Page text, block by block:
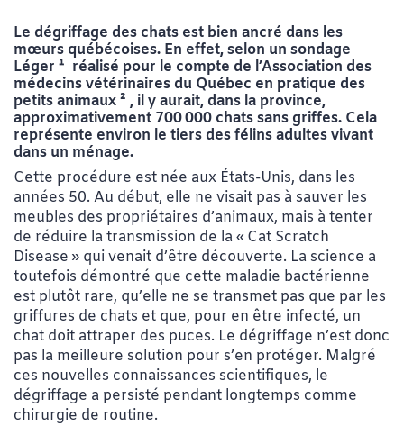
Le dégriffage des chats est bien ancré dans les
mœurs québécoises. En effet, selon un sondage
Léger ¹ réalisé pour le compte de l’Association des
médecins vétérinaires du Québec en pratique des
petits animaux ² , il y aurait, dans la province,
approximativement 700 000 chats sans griffes. Cela
représente environ le tiers des félins adultes vivant
dans un ménage.
Cette procédure est née aux États-Unis, dans les
années 50. Au début, elle ne visait pas à sauver les
meubles des propriétaires d’animaux, mais à tenter
de réduire la transmission de la « Cat Scratch
Disease » qui venait d’être découverte. La science a
toutefois démontré que cette maladie bactérienne
est plutôt rare, qu’elle ne se transmet pas que par les
griffures de chats et que, pour en être infecté, un
chat doit attraper des puces. Le dégriffage n’est donc
pas la meilleure solution pour s’en protéger. Malgré
ces nouvelles connaissances scientifiques, le
dégriffage a persisté pendant longtemps comme
chirurgie de routine.